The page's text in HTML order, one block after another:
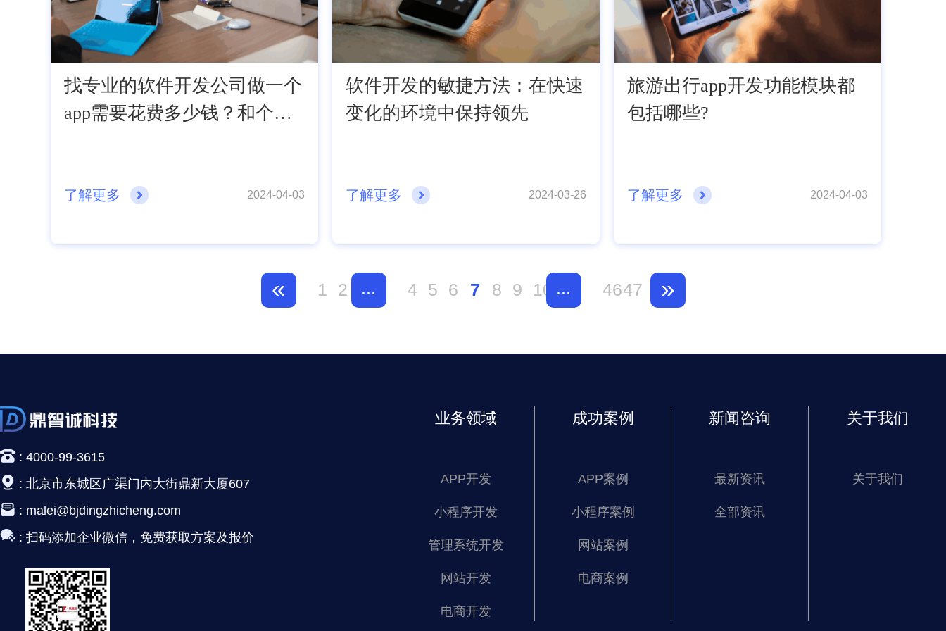
找专业的软件开发公司做一个
app需要花费多少钱？和个人
了解更多 2024-04-03
软件开发的敏捷方法：在快速
变化的环境中保持领先
了解更多 2024-03-26
旅游出行app开发功能模块都
包括哪些?
了解更多 2024-04-03
« 1 2 ... 4 5 6 7 8 9 10 ... 4647 »
关于我们
关于我们
新闻咨询
最新资讯
全部资讯
成功案例
APP案例
小程序案例
网站案例
电商案例
业务领域
APP开发
小程序开发
管理系统开发
网站开发
电商开发
: 4000-99-3615
: 北京市东城区广渠门内大街鼎新大厦607
: malei@bjdingzhicheng.com
: 扫码添加企业微信，免费获取方案及报价